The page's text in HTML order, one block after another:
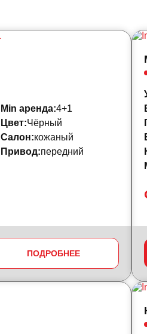
Min аренда:4+1
Цвет:Чёрный
Салон:кожаный
Привод:передний
ПОДРОБНЕЕ